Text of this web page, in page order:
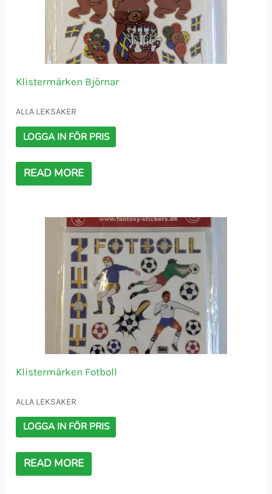
Klistermärken Björnar
ALLA LEKSAKER
LOGGA IN FÖR PRIS
READ MORE
Klistermärken Fotboll
ALLA LEKSAKER
LOGGA IN FÖR PRIS
READ MORE